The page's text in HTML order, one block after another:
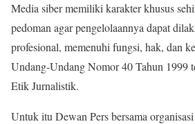
Media siber memiliki karakter khusus
pedoman agar pengelolaannya dapat
profesional, memenuhi fungsi, hak, dan
Undang-Undang Nomor 40 Tahun 1999
Etik Jurnalistik.
Untuk itu Dewan Pers bersama